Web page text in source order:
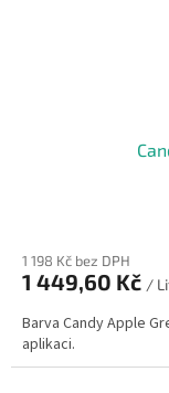
1 198 Kč bez DPH
1 449,60 Kč /
Barva Candy Apple
aplikaci.